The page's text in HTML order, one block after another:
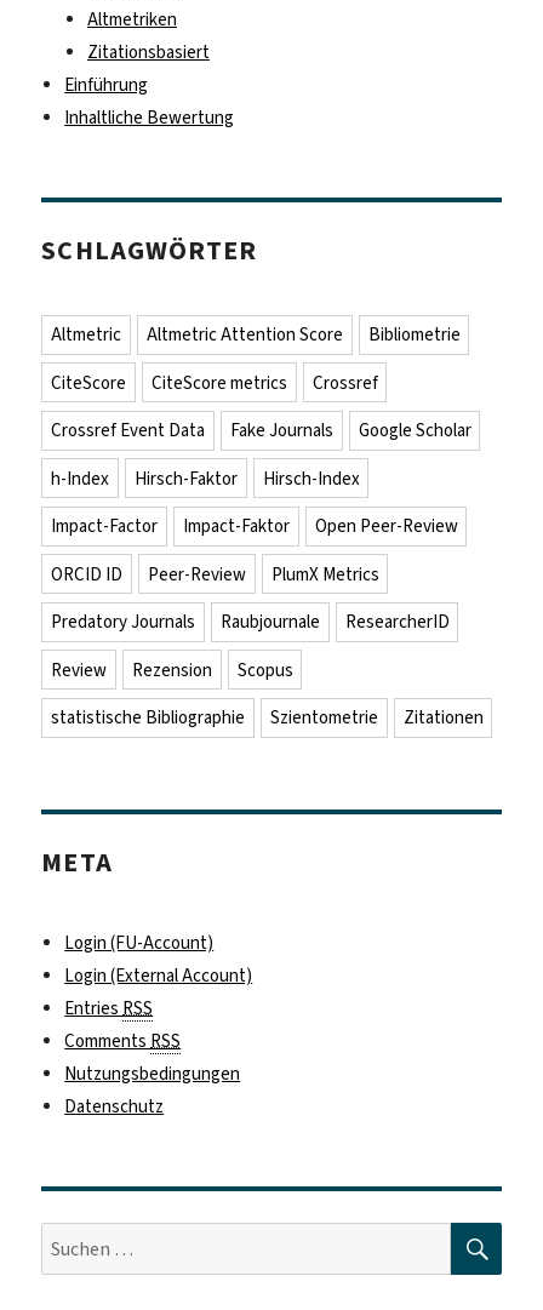
Altmetriken
Zitationsbasiert
Einführung
Inhaltliche Bewertung
SCHLAGWÖRTER
Altmetric Altmetric Attention Score
Bibliometrie
CiteScore
CiteScore metrics
Crossref
Crossref Event Data
Fake Journals
Google Scholar
h-Index
Hirsch-Faktor
Hirsch-Index
Impact-Factor
Impact-Faktor
Open Peer-Review
ORCID ID
Peer-Review
PlumX Metrics
Predatory Journals
Raubjournale
ResearcherID
Review
Rezension
Scopus
statistische Bibliographie
Szientometrie Zitationen
META
Login (FU-Account)
Login (External Account)
Entries RSS
Comments RSS
Nutzungsbedingungen
Datenschutz
Suche
nach: